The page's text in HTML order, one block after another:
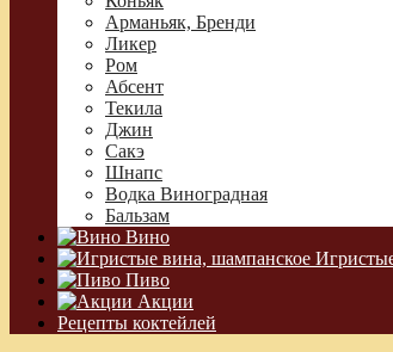
Арманьяк, Бренди
Ликер
Ром
Абсент
Текила
Джин
Сакэ
Шнапс
Водка Виноградная
Бальзам
Вино
Пиво
Акции
Рецепты коктейлей